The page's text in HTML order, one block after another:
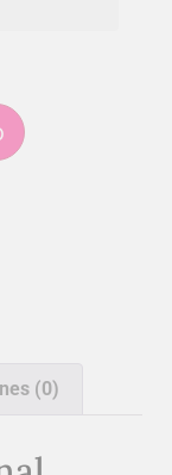
(0)